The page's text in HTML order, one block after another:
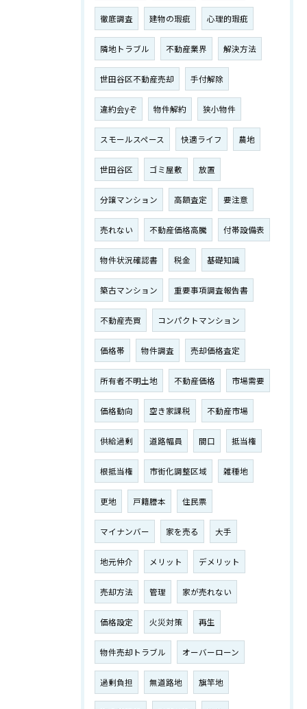
徹底調査 建物の瑕疵 心理的瑕疵
隣地トラブル 不動産業界 解決方法
世田谷区不動産売却 手付解除
違約会yぞ 物件解約 狭小物件
スモールスペース 快適ライフ 農地
世田谷区 ゴミ屋敷 放置
分譲マンション 高額査定 要注意
売れない 不動産価格高騰 付帯設備表
物件状況確認書 税金 基礎知識
築古マンション 重要事項調査報告書
不動産売買 コンパクトマンション
価格帯 物件調査 売却価格査定
所有者不明土地 不動産価格 市場需要
価格動向 空き家課税 不動産市場
供給過剰 道路幅員 間口 抵当権
根抵当権 市街化調整区域 雑種地
更地 戸籍謄本 住民票
マイナンバー 家を売る 大手
地元仲介 メリット デメリット
売却方法 管理 家が売れない
価格設定 火災対策 再生
物件売却トラブル オーバーローン
過剰負担 無道路地 旗竿地